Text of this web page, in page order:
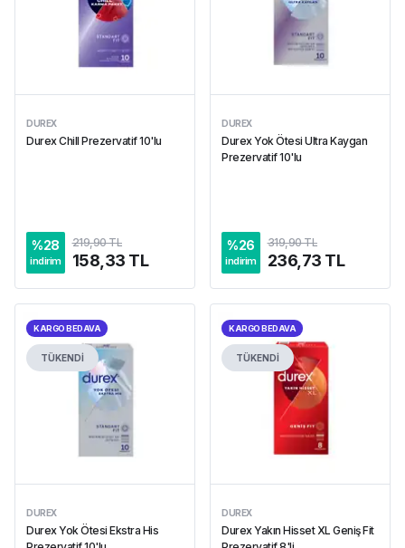
DUREX
Durex Chill Prezervatif 10'lu
%28
indirim
219,90 TL
158,33 TL
DUREX
Durex Yok Ötesi Ultra Kaygan
Prezervatif 10'lu
%26
indirim
319,90 TL
236,73 TL
KARGO BEDAVA
TÜKENDİ
DUREX
Durex Yok Ötesi Ekstra His
KARGO BEDAVA
TÜKENDİ
DUREX
Durex Yakın Hisset XL Geniş Fit